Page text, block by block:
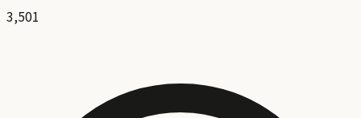
3,501